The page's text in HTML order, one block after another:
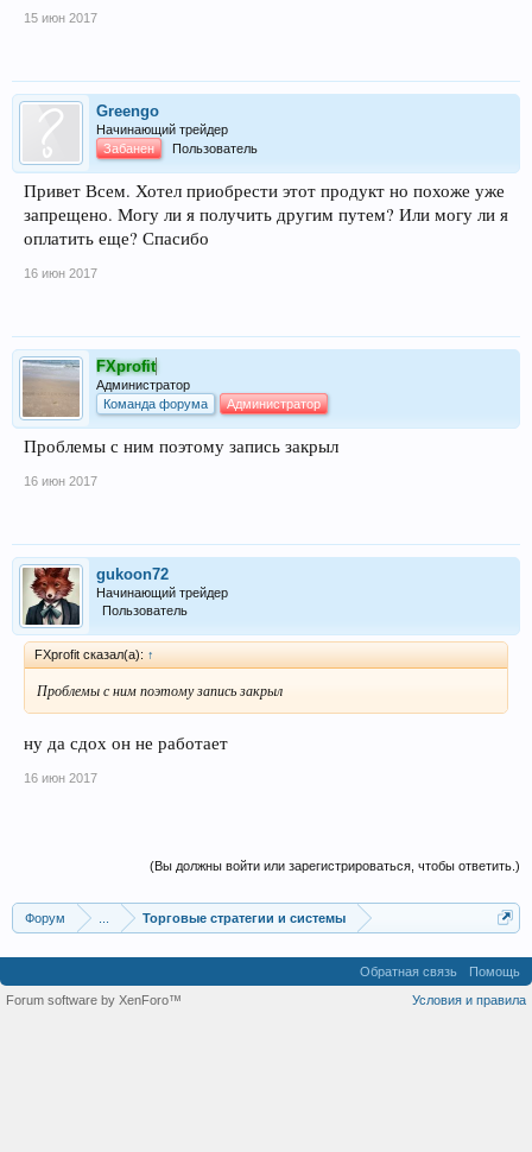
15 июн 2017
Greengo
Начинающий трейдер
Забанен
Пользователь
Привет Всем. Хотел приобрести этот продукт но похоже уже
запрещено. Могу ли я получить другим путем? Или могу ли я
оплатить еще? Спасибо
16 июн 2017
FXprofit
Администратор
Команда форума
Администратор
Проблемы с ним поэтому запись закрыл
16 июн 2017
gukoon72
Начинающий трейдер
Пользователь
FXprofit сказал(а): ↑
Проблемы с ним поэтому запись закрыл
ну да сдох он не работает
16 июн 2017
(Вы должны войти или зарегистрироваться, чтобы ответить.)
Форум Торговые стратегии и системы
Обратная связь
Помощь
Условия и правила
Forum software by XenForo™